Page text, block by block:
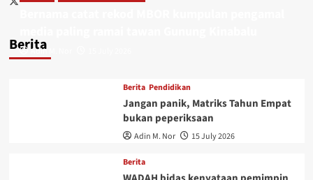
BeritaAdin M. Nor
Berita Pendidikan
Jangan panik, Matriks Tahun Empat
bukan peperiksaan
Adin M. Nor 15 July 2026
Berita